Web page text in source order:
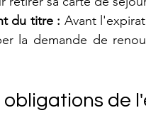
du titre : Avant
la demande de
obligations de